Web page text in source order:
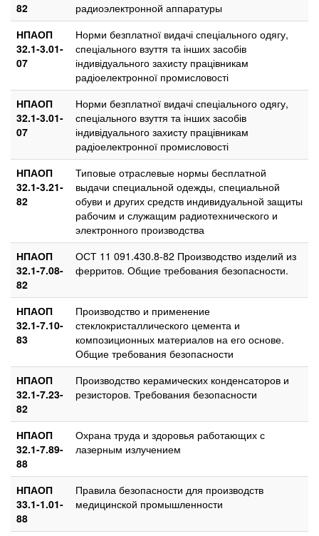
82
радиоэлектронной аппаратуры
НПАОП
32.1-3.01-
07
Норми безплатної видачі спеціального одягу,
спеціального взуття та інших засобів
індивідуального захисту працівникам
радіоелектронної промисловості
НПАОП
32.1-3.01-
07
Норми безплатної видачі спеціального одягу,
спеціального взуття та інших засобів
індивідуального захисту працівникам
радіоелектронної промисловості
НПАОП
32.1-3.21-
82
Типовые отраслевые нормы бесплатной
выдачи специальной одежды, специальной
обуви и других средств индивидуальной защиты
рабочим и служащим радиотехнического и
электронного производства
НПАОП
32.1-7.08-
82
ОСТ 11 091.430.8-82 Производство изделий из
ферритов. Общие требования безопасности.
НПАОП
32.1-7.10-
83
Производство и применение
стеклокристаллического цемента и
композиционных материалов на его основе.
Общие требования безопасности
НПАОП
32.1-7.23-
82
Производство керамических конденсаторов и
резисторов. Требования безопасности
НПАОП
32.1-7.89-
88
Охрана труда и здоровья работающих с
лазерным излучением
НПАОП
33.1-1.01-
88
Правила безопасности для производств
медицинской промышленности